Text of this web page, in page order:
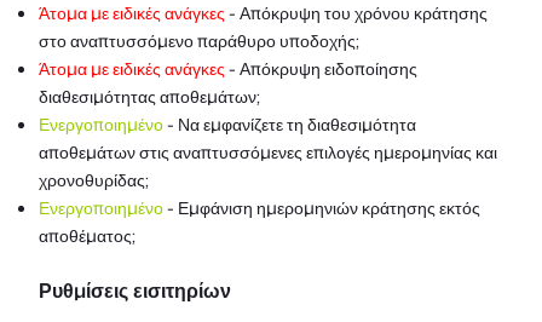
Άτομα με ειδικές ανάγκες- Απόκρυψη του χρόνου κράτησης
στο αναπτυσσόμενο παράθυρο υποδοχής;
Άτομα με ειδικές ανάγκες- Απόκρυψη ειδοποίησης
διαθεσιμότητας αποθεμάτων;
Ενεργοποιημένο- Να εμφανίζετε τη διαθεσιμότητα
αποθεμάτων στις αναπτυσσόμενες επιλογές ημερομηνίας και
χρονοθυρίδας;
Ενεργοποιημένο- Εμφάνιση ημερομηνιών κράτησης εκτός
αποθέματος;
Ρυθμίσεις εισιτηρίων